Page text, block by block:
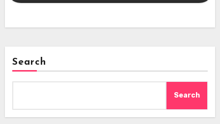
Search
Search